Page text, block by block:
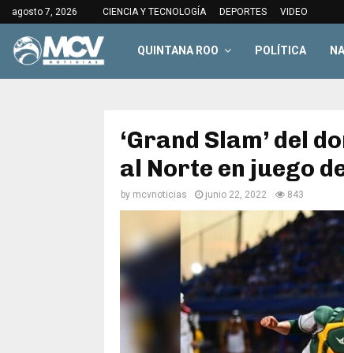
agosto 7, 2026 CIENCIA Y TECNOLOGÍA DEPORTES VIDEO
QUINTANA ROO POLÍTICA
‘Grand Slam’ del
al Norte en juego
by mcvnoticias junio 22, 2022 843